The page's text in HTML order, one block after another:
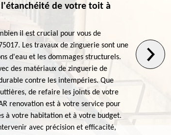
l'étanchéité de votre toit à
il est crucial pour vous de
Les travaux de zinguerie sont une
d'eau et les dommages structurels.
des matériaux de zinguerie de
contre les intempéries. Que
de refaire les joints de votre
renovation est à votre service pour
à votre habitation et à votre budget.
avec précision et efficacité,